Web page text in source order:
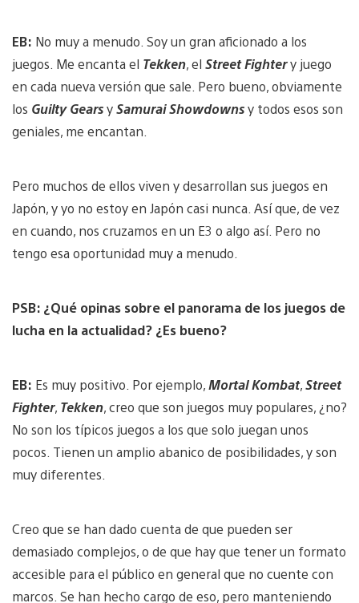
EB: No muy a menudo. Soy un gran aficionado a los
juegos. Me encanta el Tekken, el Street Fightery juego
en cada nueva versión que sale. Pero bueno, obviamente
los Guilty GearsySamurai Showdownsy todos esos son
geniales, me encantan.
Pero muchos de ellos viven y desarrollan sus juegos en
Japón, y yo no estoy en Japón casi nunca. Así que, de vez
en cuando, nos cruzamos en un E3 o algo así. Pero no
tengo esa oportunidad muy a menudo.
PSB: ¿Qué opinas sobre el panorama de los juegos de
lucha en la actualidad? ¿Es bueno?
EB: Es muy positivo. Por ejemplo,Mortal Kombat,Street
Fighter, Tekken, creo que son juegos muy populares, ¿no?
No son los típicos juegos a los que solo juegan unos
pocos. Tienen un amplio abanico de posibilidades, y son
muy diferentes.
Creo que se han dado cuenta de que pueden ser
demasiado complejos, o de que hay que tener un formato
accesible para el público en general que no cuente con
marcos. Se han hecho cargo de eso, pero manteniendo